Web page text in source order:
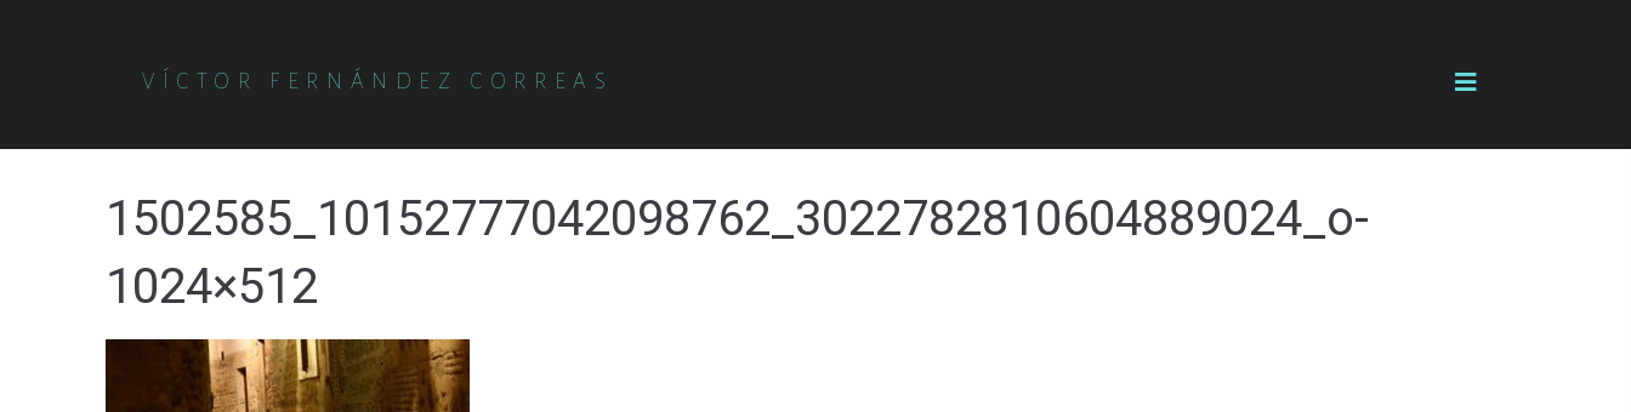
VÍCTOR FERNÁNDEZ CORREAS
1502585_10152777042098762_3022782810604889024_o-
1024×512